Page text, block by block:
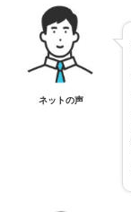
ネットの声